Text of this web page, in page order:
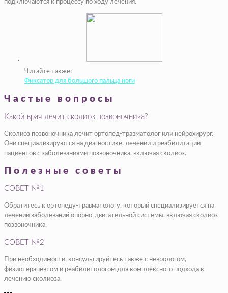
подключаются к процессу по ходу лечения.
Читайте также:
Фиксатор для большого пальца ноги
Частые вопросы
Какой врач лечит сколиоз позвоночника?
Сколиоз позвоночника лечит ортопед-травматолог или нейрохирург.
Они специализируются на диагностике, лечении и реабилитации
пациентов с заболеваниями позвоночника, включая сколиоз.
Полезные советы
СОВЕТ №1
Обратитесь к ортопеду-травматологу, который специализируется на
лечении заболеваний опорно-двигательной системы, включая сколиоз
позвоночника.
СОВЕТ №2
При необходимости, консультируйтесь также с неврологом,
физиотерапевтом и реабилитологом для комплексного подхода к
лечению сколиоза.